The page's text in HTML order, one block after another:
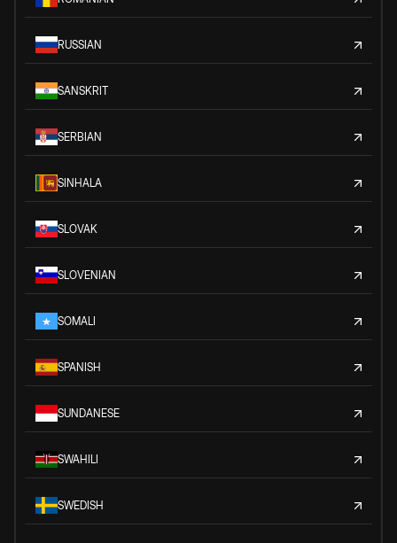
RUSSIAN
SANSKRIT
SERBIAN
SINHALA
SLOVAK
SLOVENIAN
SOMALI
SPANISH
SUNDANESE
SWAHILI
SWEDISH